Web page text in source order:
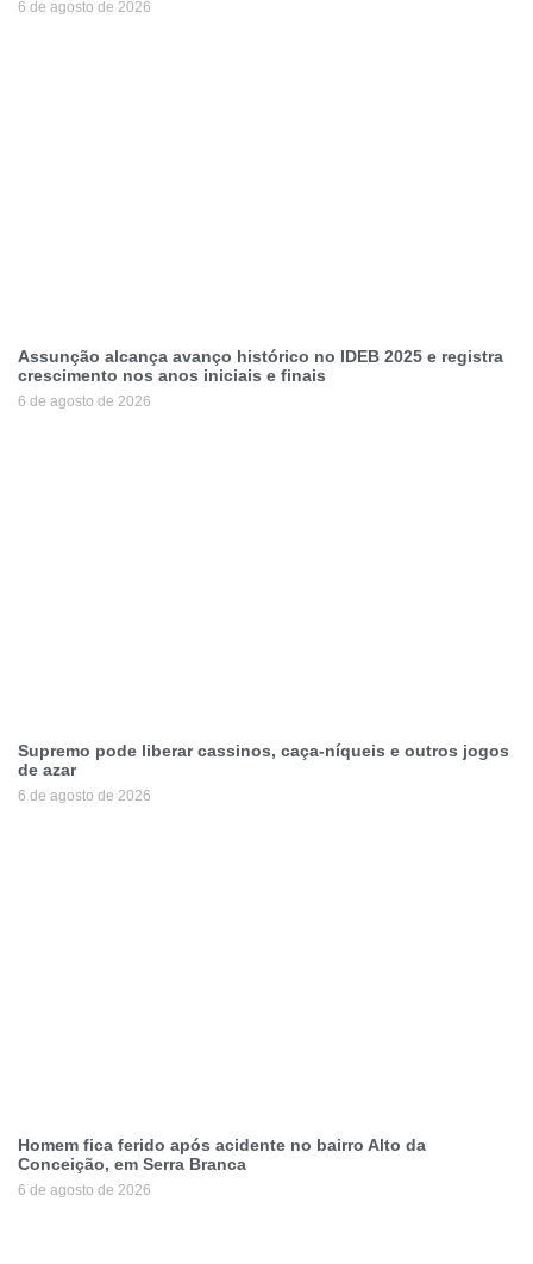
6 de agosto de 2026
Assunção alcança avanço histórico no IDEB 2025 e registra
crescimento nos anos iniciais e finais
6 de agosto de 2026
Supremo pode liberar cassinos, caça-níqueis e outros jogos
de azar
6 de agosto de 2026
Homem fica ferido após acidente no bairro Alto da
Conceição, em Serra Branca
6 de agosto de 2026